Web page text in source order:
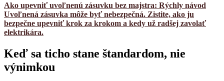
Ako upevniť uvoľnenú zásuvku bez majstra: Rýchly návod
Uvoľnená zásuvka môže byť nebezpečná. Zistite, ako ju
bezpečne upevniť krok za krokom a kedy už radšej zavolať
elektrikára.
Keď sa ticho stane štandardom, nie
výnimkou